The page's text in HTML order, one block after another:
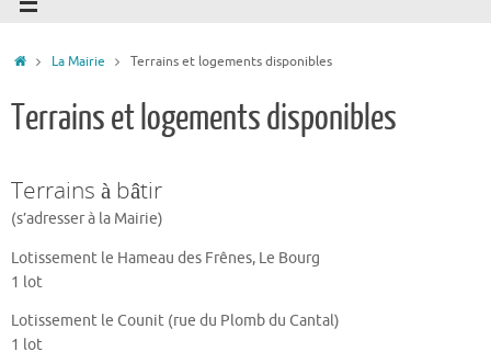
La Mairie Terrains et logements disponibles
Terrains et logements disponibles
Terrains à bâtir
(s’adresser à la Mairie)
Lotissement le Hameau des Frênes, Le Bourg
1 lot
Lotissement le Counit (rue du Plomb du Cantal)
1 lot